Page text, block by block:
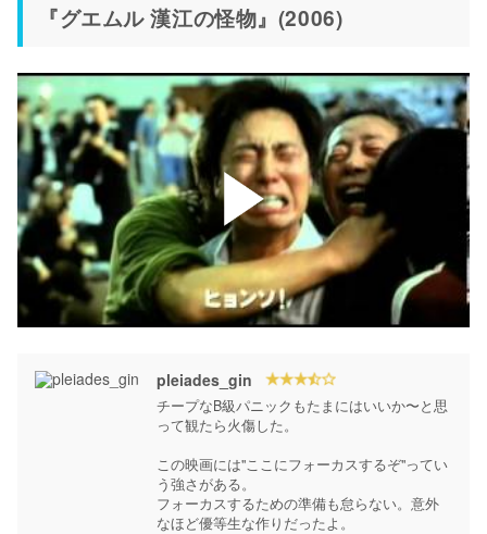
『グエムル 漢江の怪物』(2006)
pleiades_gin
チープなB級パニックもたまにはいいか〜と思
って観たら火傷した。
この映画には"ここにフォーカスするぞ"ってい
う強さがある。
フォーカスするための準備も怠らない。意外
なほど優等生な作りだったよ。